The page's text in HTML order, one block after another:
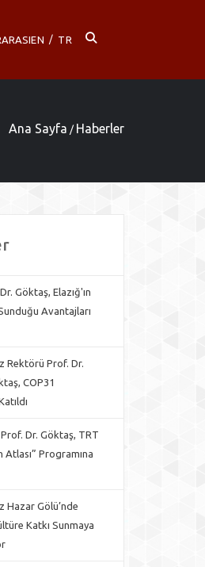
EN / TR
Ana Sayfa / Haberler
Göktaş, Elazığ'ın
Avantajları
Rektörü Prof. Dr.
COP31
Dr. Göktaş, TRT
Atlası” Programına
Hazar Gölü’nde
Katkı Sunmaya